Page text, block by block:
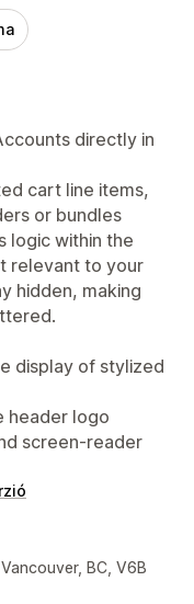
directly in
cart line items,
or bundles
logic within the
relevant to your
hidden, making
display of stylized
header logo
screen-reader
BC, V6B